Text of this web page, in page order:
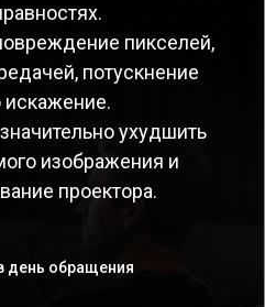
пикселей,
потускнение
искажение.
ухудшить
изображения и
проектора.
день обращения